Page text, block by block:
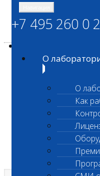
Независимая
+7 495 260 0
О
О
Как